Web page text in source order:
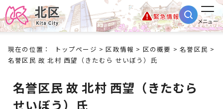
緊急情報
メニュー
現在の位置： トップページ >区政情報 > 区の概要 >名誉区民 >
名誉区民 故 北村 西望（きたむら せいぼう）氏
名誉区民 故 北村 西望（きたむら
せいぼう）氏